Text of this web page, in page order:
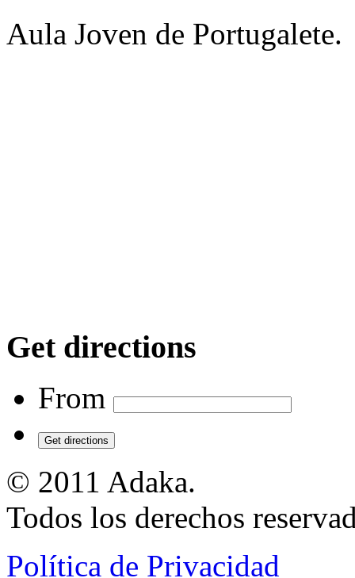
Aula Joven de Portugalete.
Get directions
From
Get directions
© 2011 Adaka.
Todos los derechos
Política de Privacidad